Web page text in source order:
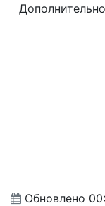
Дополнительно
Обновлено